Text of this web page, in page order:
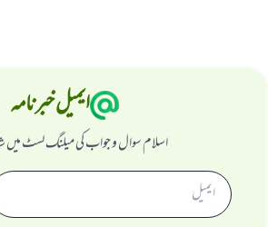
ایمیل خبرنامہ
اسلام سوال و جواب کی میلنگ لسٹ